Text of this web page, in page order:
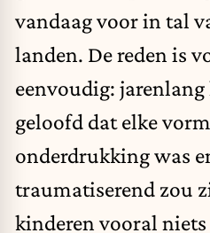
vandaag voor in tal
landen. De reden is
eenvoudig: jarenlang
geloofd dat elke
onderdrukking was
traumatiserend zou
kinderen vooral